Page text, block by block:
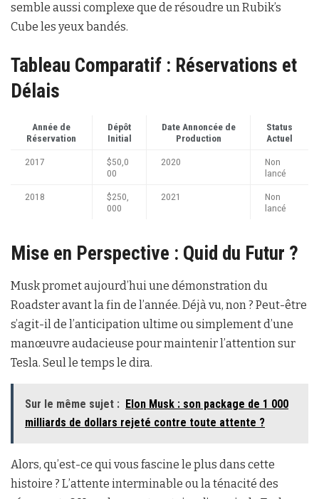
semble aussi complexe que de résoudre un Rubik’s
Cube les yeux bandés.
Tableau Comparatif : Réservations et
Délais
Année de
Réservation
Dépôt
Initial
Date Annoncée de
Production
Status
Actuel
2017
$50,0
00
2020
Non
lancé
2018
$250,
000
2021
Non
lancé
Mise en Perspective : Quid du Futur ?
Musk promet aujourd’hui une démonstration du
Roadster avant la fin de l’année. Déjà vu, non ? Peut-être
s’agit-il de l’anticipation ultime ou simplement d’une
manœuvre audacieuse pour maintenir l’attention sur
Tesla. Seul le temps le dira.
Sur le même sujet : Elon Musk : son package de 1 000
milliards de dollars rejeté contre toute attente ?
Alors, qu’est-ce qui vous fascine le plus dans cette
histoire ? L’attente interminable ou la ténacité des